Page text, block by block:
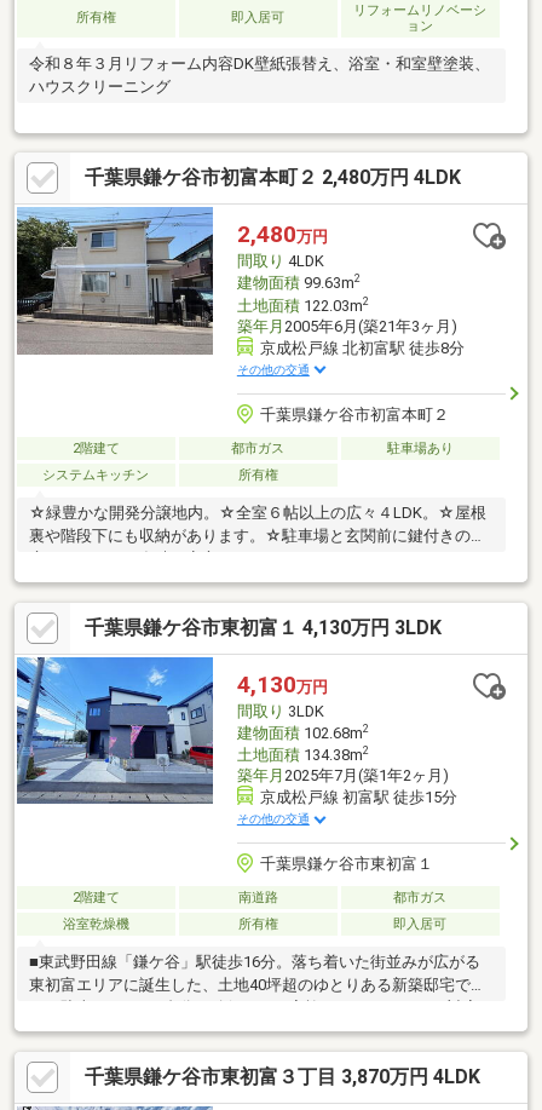
所有権 即入居可
リフォームリノベーシ
ョン
令和８年３月リフォーム内容DK壁紙張替え、浴室・和室壁塗装、
ハウスクリーニング
千葉県鎌ケ谷市初富本町２ 2,480万円 4LDK
2,480万円
間取り 4LDK
建物面積99.63m2
土地面積122.03m2
築年月 2005年6月(築21年3ヶ月)
京成松戸線 北初富駅 徒歩8分
その他の交通
千葉県鎌ケ谷市初富本町２
2階建て 都市ガス
駐車場あり
システムキッチン
所有権
☆緑豊かな開発分譲地内。☆全室６帖以上の広々４LDK。☆屋根
裏や階段下にも収納があります。☆駐車場と玄関前に鍵付きの門
千葉県鎌ケ谷市東初富１ 4,130万円 3LDK
4,130万円
間取り 3LDK
建物面積102.68m2
土地面積134.38m2
築年月 2025年7月(築1年2ヶ月)
京成松戸線 初富駅 徒歩15分
その他の交通
千葉県鎌ケ谷市東初富１
2階建て 南道路
都市ガス
浴室乾燥機
所有権 即入居可
■東武野田線「鎌ケ谷」駅徒歩16分。落ち着いた街並みが広がる
東初富エリアに誕生した、土地40坪超のゆとりある新築邸宅で
ます。■LDKは約17帖の開放的な空間。リビングに隣接したDENは
テレワークやお子様の学習スペース、趣味部屋など多目的に活用
でき、家族それぞれの時間を大切にできる間取りです。■2階には
大型ウォークインクローゼットとファミリークローゼットを設
千葉県鎌ケ谷市東初富３丁目 3,870万円 4LDK